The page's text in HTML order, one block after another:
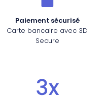
Paiement sécurisé
Carte bancaire avec 3D
Secure